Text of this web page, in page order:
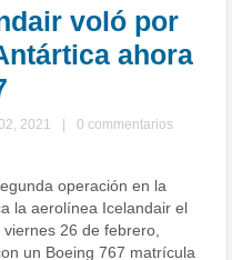
voló por
ahora
2021
0 commentarios
operación en la
la aerolínea Icelandair el
viernes 26 de febrero,
un Boeing 767 matrícula